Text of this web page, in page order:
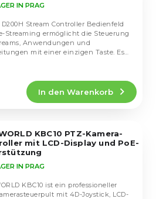
IN PRAG
In den Warenkorb
Stream Controller Bedienfeld
Streaming ermöglicht die Steuerung
Anwendungen und
mit einer einzigen Taste. Es
KBC10 PTZ-Kamera-
mit LCD-Display und PoE-
IN PRAG
KBC10 ist ein professioneller
mit 4D-Joystick, LCD-